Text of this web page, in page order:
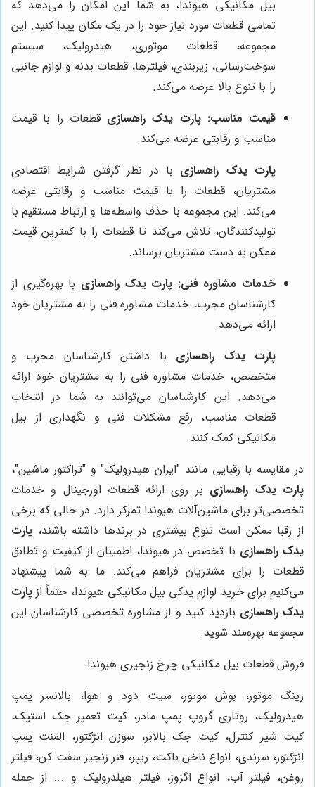
بیل مکانیکی هیوندا، به شما این امکان را می‌دهد که
تمامی قطعات مورد نیاز خود را در یک مکان پیدا کنید. این
مجموعه، قطعات موتوری، هیدرولیک، سیستم
سوخت‌رسانی، زیربندی، فیلترها، قطعات بدنه و لوازم جانبی
را با تنوع بالا عرضه می‌کند.
قیمت مناسب: پارت یدک راهسازی قطعات را با قیمت
مناسب و رقابتی عرضه می‌کند.
پارت یدک راهسازی با در نظر گرفتن شرایط اقتصادی
مشتریان، قطعات را با قیمت مناسب و رقابتی عرضه
می‌کند. این مجموعه با حذف واسطه‌ها و ارتباط مستقیم با
تولیدکنندگان، تلاش می‌کند تا قطعات را با کمترین قیمت
ممکن به دست مشتریان برساند.
خدمات مشاوره فنی: پارت یدک راهسازی با بهره‌گیری از
کارشناسان مجرب، خدمات مشاوره فنی را به مشتریان خود
ارائه می‌دهد.
پارت یدک راهسازی با داشتن کارشناسان مجرب و
متخصص، خدمات مشاوره فنی را به مشتریان خود ارائه
می‌دهد. این کارشناسان می‌توانند به شما در انتخاب
قطعات مناسب، رفع مشکلات فنی و نگهداری از بیل
مکانیکی کمک کنند.
در مقایسه با رقبایی مانند "ایران هیدرولیک" و "تراکتور ماشین"،
پارت یدک راهسازی بر روی ارائه قطعات اورجینال و خدمات
تخصصی‌تر برای ماشین‌آلات هیوندا تمرکز دارد. در حالی که برخی
از رقبا ممکن است تنوع بیشتری در برندها داشته باشند، پارت
یدک راهسازی با تخصص در هیوندا، اطمینان از کیفیت و تطابق
قطعات را برای مشتریان فراهم می‌کند. ما به شما پیشنهاد
می‌کنیم برای خرید لوازم یدکی بیل مکانیکی هیوندا، حتماً از پارت
یدک راهسازی بازدید کنید و از مشاوره تخصصی کارشناسان این
مجموعه بهره‌مند شوید.
فروش قطعات بیل مکانیکی چرخ زنجیری هیوندا
رینگ موتور، بوش موتور، سیت دود و هوا، بالانسر پمپ
هیدرولیک، روتاری گروپ پمپ مادر، کیت تعمیر جک استیک،
کیت شیر کنترل، کیت جک بالابر، سوزن انژکتور، المنت پمپ
انژکتور، سرندی، انواع ناخن باکت، ریپر، فنر زنجیر سفت کن، فیلتر
روغن، فیلتر آب، انواع اگزوز، فیلتر هیلدرولیک و ... از جمله